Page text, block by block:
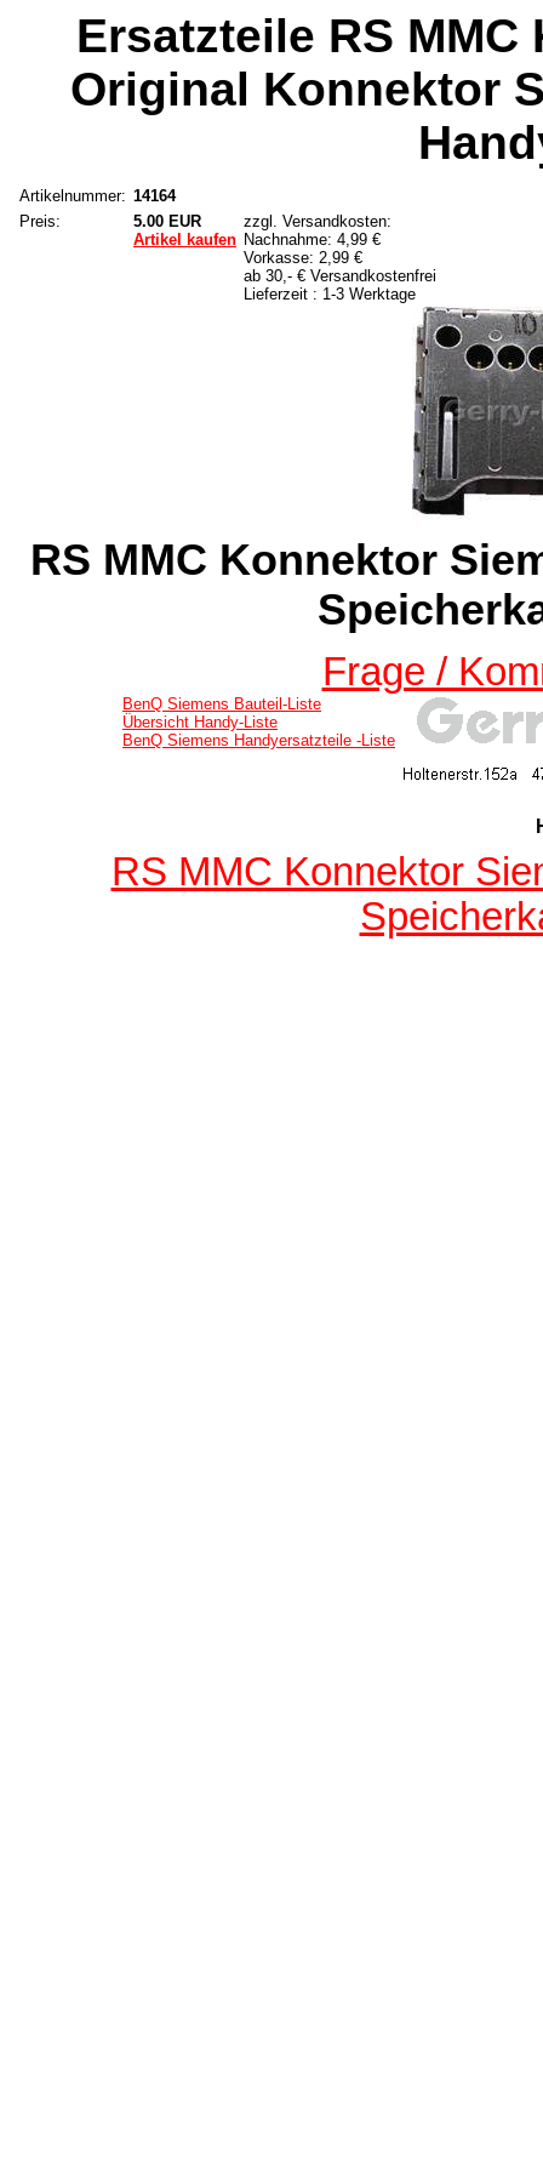
Ersatzteile RS
Original Konnektor
Artikelnummer: 14164
Preis:
5.00 EUR
Artikel kaufen
zzgl. Versandkosten:
Nachnahme: 4,99 €
Vorkasse: 2,99 €
ab 30,- € Versandkostenfrei
Lieferzeit : 1-3 Werktage
RS MMC Konnektor
Frage /
BenQ Siemens Bauteil-Liste
Übersicht Handy-Liste
BenQ Siemens Handyersatzteile -Liste
RS MMC Konnektor